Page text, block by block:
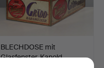
BLECHDOSE mit
Glasfenster, Kanold